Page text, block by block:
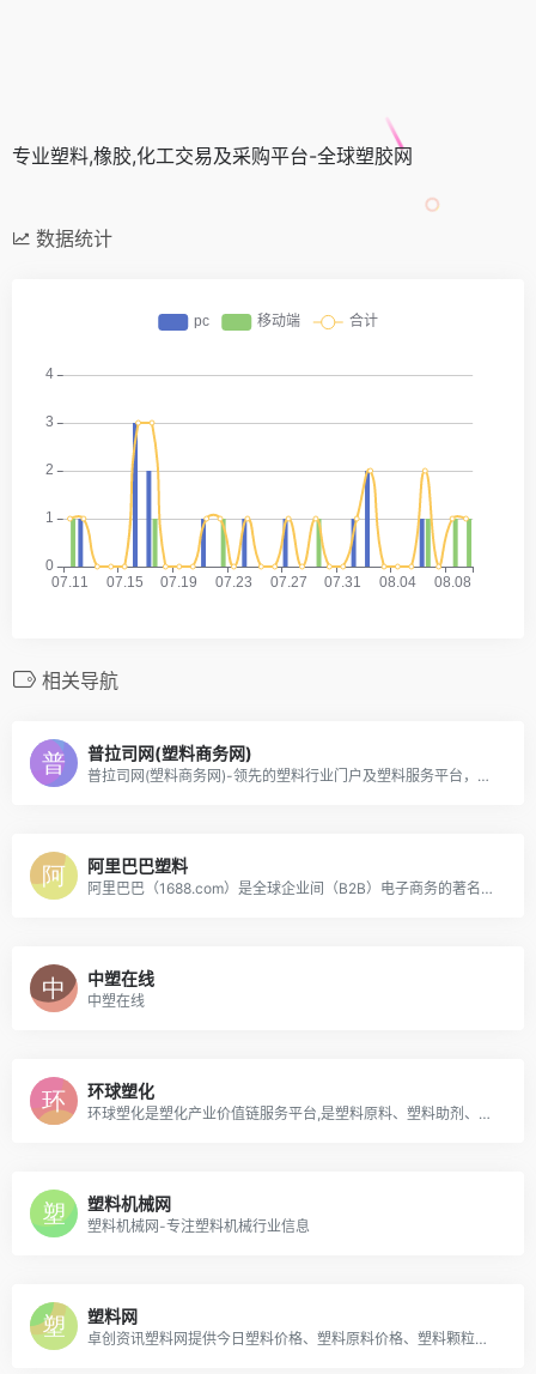
专业塑料,橡胶,化工交易及采购平台-全球塑胶网
数据统计
相关导航
普拉司网(塑料商务网)
普拉司网(塑料商务网)-领先的塑料行业门户及塑料服务平台，为您提供实时塑料价格、市场行情、行业动态等资讯信息服务。了解塑料行情、掌握塑料实时报价，一手塑料资讯尽在普拉司网！
阿里巴巴塑料
阿里巴巴（1688.com）是全球企业间（B2B）电子商务的著名品牌，为数千万网商提供海量商机信息和便捷安全的在线交易市场，也是商人们以商会友、真实互动的社区平台。目前1688.com已覆盖原材料、工业品、服装服饰、家居百货、小商品等12个行业大类，提供从原料--生产--加工--现货等一系列的供应产品和服务
中塑在线
中塑在线
环球塑化
环球塑化是塑化产业价值链服务平台,是塑料原料、塑料助剂、塑料机械设备、塑料制品、PVC塑料网上贸易专业门户,是专业提供资讯、技术资料、塑料展会的塑料化工行业B2B电子商务平台、以及ABS,PP,PE,EVA,PVC塑料网上贸易市场
塑料机械网
塑料机械网-专注塑料机械行业信息
塑料网
卓创资讯塑料网提供今日塑料价格、塑料原料价格、塑料颗粒价格、塑料价格行情、塑料价格走势等塑料市场行情信息和手机服务